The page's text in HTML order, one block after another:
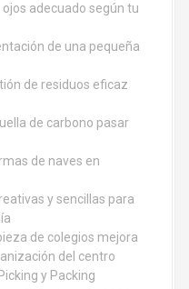
adecuado según tu
de una pequeña
de residuos eficaz
de carbono pasar
de naves en
y sencillas para
de colegios mejora
del centro
y Packing